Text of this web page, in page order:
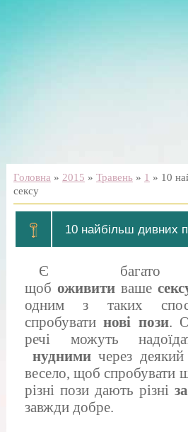
Головна » 2015 » Травень » 1 » 10
сексу
10 найбільш дивних
Є багато
щоб оживитиваше
одним з таких
спробуватинові пози.
речі можуть
нуднимичерез
весело, щоб спробувати
різні пози дають різні
завжди добре.